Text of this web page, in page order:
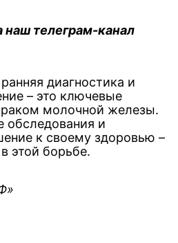
телеграм-канал
диагностика и
– это ключевые
молочной железы.
обследования и
к своему здоровью –
этой борьбе.